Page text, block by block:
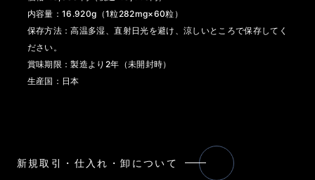
内容量：16.920g（1粒282mg×60粒）
保存方法：高温多湿、直射日光を避け、涼しいところで保存してく
ださい。
賞味期限：製造より2年（未開封時）
生産国：日本
新規取引・仕入れ・卸について